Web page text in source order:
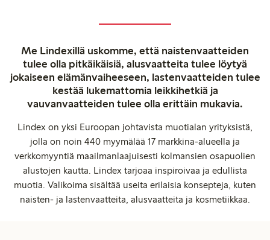
Me Lindexillä uskomme, että naistenvaatteiden
tulee olla pitkäikäisiä, alusvaatteita tulee löytyä
jokaiseen elämänvaiheeseen, lastenvaatteiden tulee
kestää lukemattomia leikkihetkiä ja
vauvanvaatteiden tulee olla erittäin mukavia.
Lindex on yksi Euroopan johtavista muotialan yrityksistä,
jolla on noin 440 myymälää 17 markkina-alueella ja
verkkomyyntiä maailmanlaajuisesti kolmansien osapuolien
alustojen kautta. Lindex tarjoaa inspiroivaa ja edullista
muotia. Valikoima sisältää useita erilaisia konsepteja, kuten
naisten- ja lastenvaatteita, alusvaatteita ja kosmetiikkaa.